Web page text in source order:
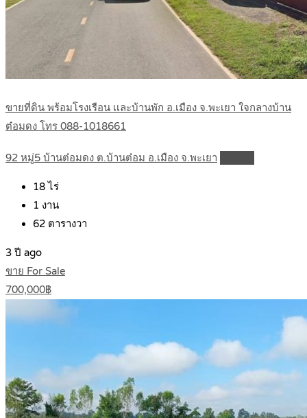
ขายที่ดิน พร้อมโรงเรือน เเละบ้านพัก อ.เมือง จ.พะเยา ใจกลางบ้าน
ต๋อมดง โทร 088-1018661
92 หมู่5 บ้านต๋อมดง ต.บ้านต๋อม อ.เมือง จ.พะเยา
18 ไร่
1 งาน
62 ตารางวา
3 ปี ago
ขาย For Sale
700,000฿